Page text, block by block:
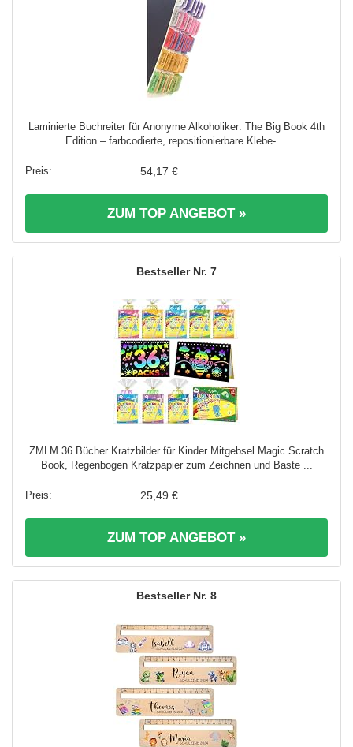
Laminierte Buchreiter für Anonyme Alkoholiker: The Big Book 4th
Edition – farbcodierte, repositionierbare Klebe- ...
54,17 €
ZUM TOP ANGEBOT »
7
ZMLM 36 Bücher Kratzbilder für Kinder Mitgebsel Magic Scratch
Book, Regenbogen Kratzpapier zum Zeichnen und Baste ...
25,49 €
ZUM TOP ANGEBOT »
8